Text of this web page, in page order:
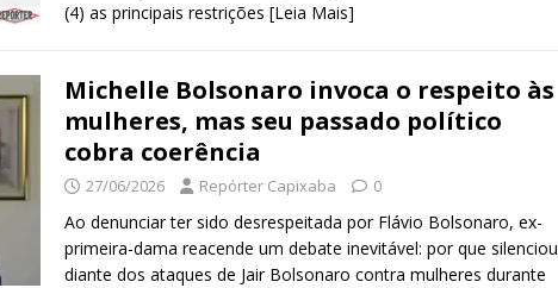
(4) as principais restrições [Leia Mais]
Michelle Bolsonaro invoca o respeito às
mulheres, mas seu passado político
cobra coerência
27/06/2026 Repórter Capixaba 0
Ao denunciar ter sido desrespeitada por Flávio Bolsonaro, ex-
primeira-dama reacende um debate inevitável: por que silenciou
diante dos ataques de Jair Bolsonaro contra mulheres durante